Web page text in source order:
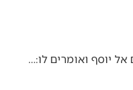
יוסף ואומרים לו:…